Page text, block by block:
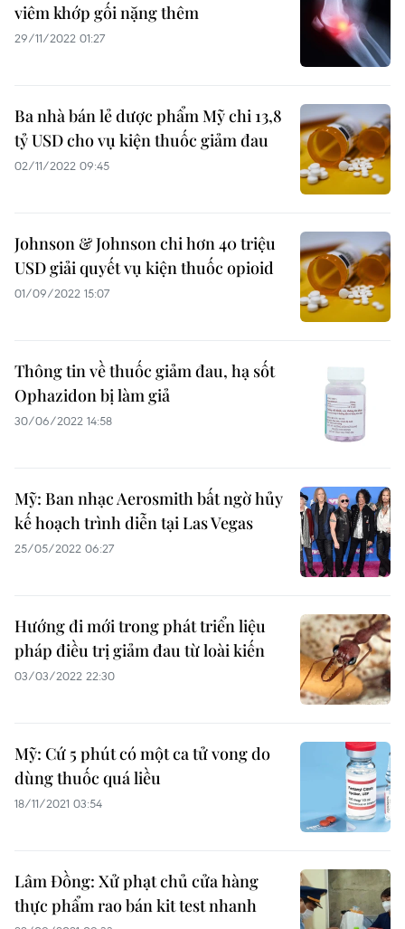
viêm khớp gối nặng thêm
29/11/2022 01:27
Ba nhà bán lẻ dược phẩm Mỹ chi 13,8
tỷ USD cho vụ kiện thuốc giảm đau
02/11/2022 09:45
Johnson & Johnson chi hơn 40 triệu
USD giải quyết vụ kiện thuốc opioid
01/09/2022 15:07
Thông tin về thuốc giảm đau, hạ sốt
Ophazidon bị làm giả
30/06/2022 14:58
Mỹ: Ban nhạc Aerosmith bất ngờ hủy
kế hoạch trình diễn tại Las Vegas
25/05/2022 06:27
Hướng đi mới trong phát triển liệu
pháp điều trị giảm đau từ loài kiến
03/03/2022 22:30
Mỹ: Cứ 5 phút có một ca tử vong do
dùng thuốc quá liều
18/11/2021 03:54
Lâm Đồng: Xử phạt chủ cửa hàng
thực phẩm rao bán kit test nhanh